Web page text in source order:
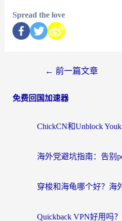
Spread the love
← 前一篇文章
免费回国加速器